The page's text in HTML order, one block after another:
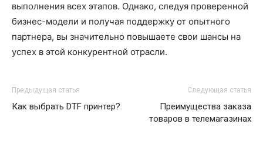
выполнения всех этапов. Однако, следуя проверенной
бизнес-модели и получая поддержку от опытного
партнера, вы значительно повышаете свои шансы на
успех в этой конкурентной отрасли.
Предыдущая статья
Как выбрать DTF принтер?
Следующая статья
Преимущества заказа
товаров в телемагазинах